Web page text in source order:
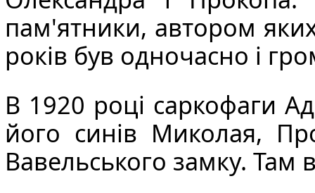
пам'ятники, автором
років був одночасно і
В 1920 році саркофаги
його синів Миколая,
Вавельського замку. Там